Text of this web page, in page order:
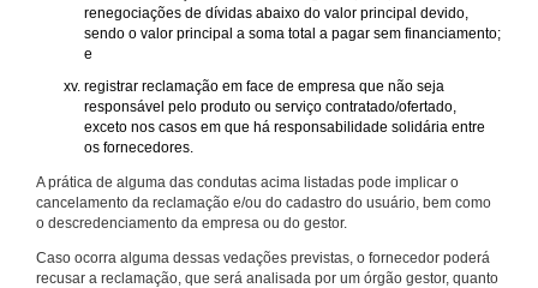
renegociações de dívidas abaixo do valor principal devido,
sendo o valor principal a soma total a pagar sem financiamento;
e
registrar reclamação em face de empresa que não seja
responsável pelo produto ou serviço contratado/ofertado,
exceto nos casos em que há responsabilidade solidária entre
os fornecedores.
A prática de alguma das condutas acima listadas pode implicar o
cancelamento da reclamação e/ou do cadastro do usuário, bem como
o descredenciamento da empresa ou do gestor.
Caso ocorra alguma dessas vedações previstas, o fornecedor poderá
recusar a reclamação, que será analisada por um órgão gestor, quanto